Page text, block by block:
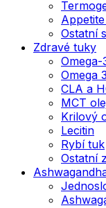
Ostatní
Zdravé tuky
Omega-
Omega
CLA a
MCT
Krilový
Lecitin
Rybí tuk
Ostatní